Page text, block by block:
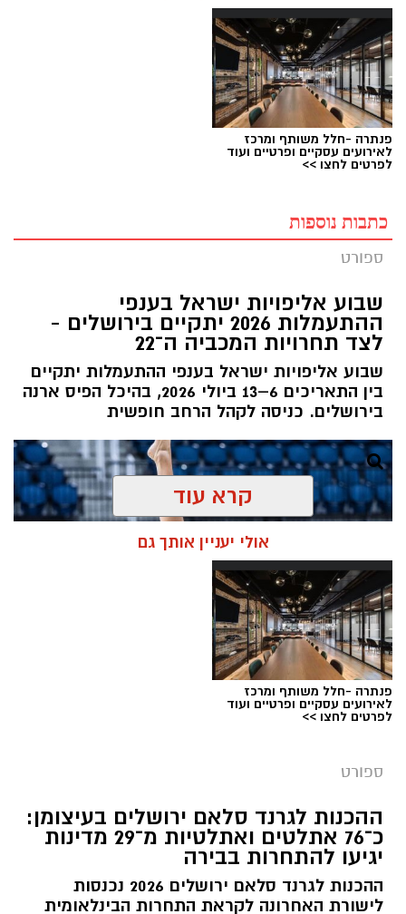
פנתרה -חלל משותף ומרכז
לאירועים עסקיים ופרטיים ועוד
לפרטים לחצו >>
כתבות נוספות
ספורט
שבוע אליפויות ישראל בענפי
ההתעמלות 2026 יתקיים בירושלים -
לצד תחרויות המכביה ה־22
שבוע אליפויות ישראל בענפי ההתעמלות יתקיים
בין התאריכים 6–13 ביולי 2026, בהיכל הפיס ארנה
בירושלים. כניסה לקהל הרחב חופשית
מערכת ירושלים נט / 11:30 06.07.26
קיץ ספורטיבי בירושלים: במשך שמונה ימים תהפוך
ירושלים לבירת ההתעמלות של ישראל, כאשר
מיטב המתעמלות והמתעמלים מכל רחבי הארץ
קרא עוד
אולי יעניין אותך גם
פנתרה -חלל משותף ומרכז
לאירועים עסקיים ופרטיים ועוד
לפרטים לחצו >>
ספורט
ההכנות לגרנד סלאם ירושלים בעיצומן:
כ־76 אתלטים ואתלטיות מ־29 מדינות
יגיעו להתחרות בבירה
ההכנות לגרנד סלאם ירושלים 2026 נכנסות
לישורת האחרונה לקראת התחרות הבינלאומית